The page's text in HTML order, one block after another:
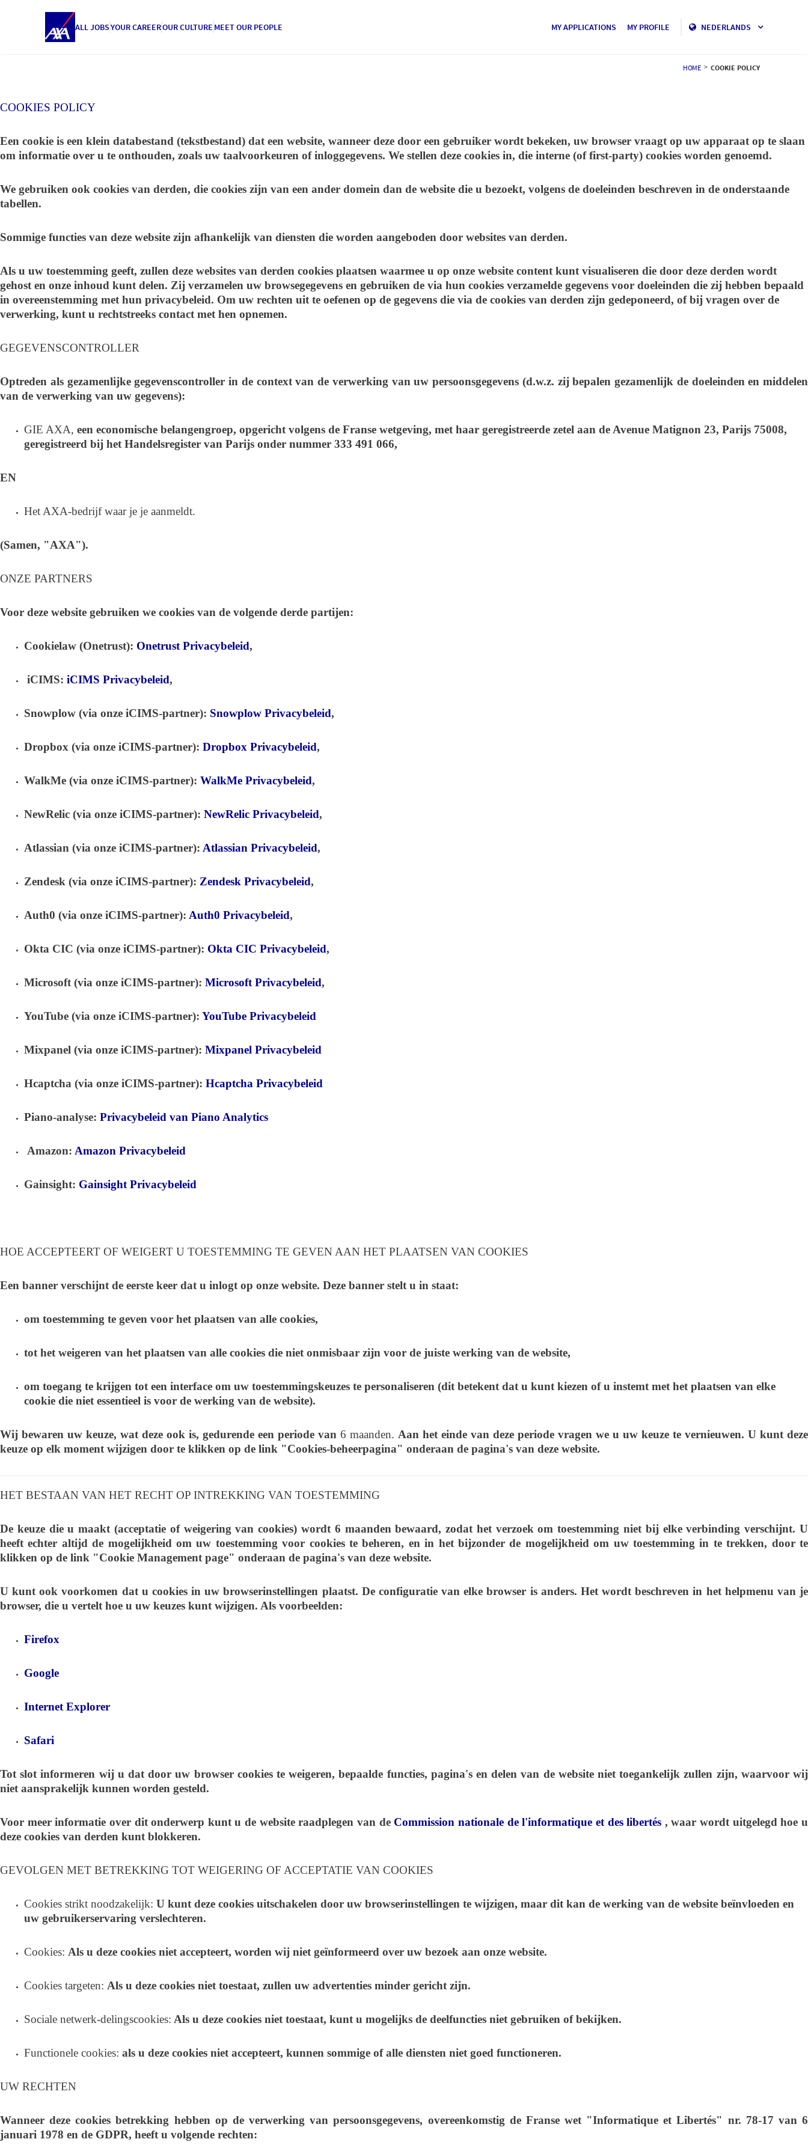
ALL JOBSYOUR CAREEROUR CULTURE MEET OUR PEOPLE MY APPLICATIONS MY PROFILE NEDERLANDS
HOME > COOKIE POLICY
COOKIES POLICY
Een cookie is een klein databestand (tekstbestand) dat een website, wanneer deze door een gebruiker wordt bekeken, uw browser vraagt op uw apparaat op te slaan
om informatie over u te onthouden, zoals uw taalvoorkeuren of inloggegevens. We stellen deze cookies in, die interne (of first-party) cookies worden genoemd.
We gebruiken ook cookies van derden, die cookies zijn van een ander domein dan de website die u bezoekt, volgens de doeleinden beschreven in de onderstaande
tabellen.
Sommige functies van deze website zijn afhankelijk van diensten die worden aangeboden door websites van derden.
Als u uw toestemming geeft, zullen deze websites van derden cookies plaatsen waarmee u op onze website content kunt visualiseren die door deze derden wordt
gehost en onze inhoud kunt delen. Zij verzamelen uw browsegegevens en gebruiken de via hun cookies verzamelde gegevens voor doeleinden die zij hebben bepaald
in overeenstemming met hun privacybeleid. Om uw rechten uit te oefenen op de gegevens die via de cookies van derden zijn gedeponeerd, of bij vragen over de
verwerking, kunt u rechtstreeks contact met hen opnemen.
GEGEVENSCONTROLLER
Optreden als gezamenlijke gegevenscontroller in de context van de verwerking van uw persoonsgegevens (d.w.z. zij bepalen gezamenlijk de doeleinden en middelen
van de verwerking van uw gegevens):
GIE AXA, een economische belangengroep, opgericht volgens de Franse wetgeving, met haar geregistreerde zetel aan de Avenue Matignon 23, Parijs 75008,
geregistreerd bij het Handelsregister van Parijs onder nummer 333 491 066,
EN
Het AXA-bedrijf waar je je aanmeldt.
(Samen, "AXA").
ONZE PARTNERS
Voor deze website gebruiken we cookies van de volgende derde partijen:
Cookielaw (Onetrust): Onetrust Privacybeleid,
iCIMS: iCIMS Privacybeleid,
Snowplow (via onze iCIMS-partner): Snowplow Privacybeleid,
Dropbox (via onze iCIMS-partner): Dropbox Privacybeleid,
WalkMe (via onze iCIMS-partner): WalkMe Privacybeleid,
NewRelic (via onze iCIMS-partner): NewRelic Privacybeleid,
Atlassian (via onze iCIMS-partner): Atlassian Privacybeleid,
Zendesk (via onze iCIMS-partner): Zendesk Privacybeleid,
Auth0 (via onze iCIMS-partner): Auth0 Privacybeleid,
Okta CIC (via onze iCIMS-partner): Okta CIC Privacybeleid,
Microsoft (via onze iCIMS-partner): Microsoft Privacybeleid,
YouTube (via onze iCIMS-partner): YouTube Privacybeleid
Mixpanel (via onze iCIMS-partner): Mixpanel Privacybeleid
Hcaptcha (via onze iCIMS-partner): Hcaptcha Privacybeleid
Piano-analyse: Privacybeleid van Piano Analytics
Amazon: Amazon Privacybeleid
Gainsight: Gainsight Privacybeleid
HOE ACCEPTEERT OF WEIGERT U TOESTEMMING TE GEVEN AAN HET PLAATSEN VAN COOKIES
Een banner verschijnt de eerste keer dat u inlogt op onze website. Deze banner stelt u in staat:
om toestemming te geven voor het plaatsen van alle cookies,
tot het weigeren van het plaatsen van alle cookies die niet onmisbaar zijn voor de juiste werking van de website,
om toegang te krijgen tot een interface om uw toestemmingskeuzes te personaliseren (dit betekent dat u kunt kiezen of u instemt met het plaatsen van elke
cookie die niet essentieel is voor de werking van de website).
Wij bewaren uw keuze, wat deze ook is, gedurende een periode van6 maanden. Aan het einde van deze periode vragen we u uw keuze te vernieuwen. U kunt deze
keuze op elk moment wijzigen door te klikken op de link "Cookies-beheerpagina" onderaan de pagina's van deze website.
HET BESTAAN VAN HET RECHT OP INTREKKING VAN TOESTEMMING
De keuze die u maakt (acceptatie of weigering van cookies) wordt 6 maanden bewaard, zodat het verzoek om toestemming niet bij elke verbinding verschijnt. U
heeft echter altijd de mogelijkheid om uw toestemming voor cookies te beheren, en in het bijzonder de mogelijkheid om uw toestemming in te trekken, door te
klikken op de link "Cookie Management page" onderaan de pagina's van deze website.
U kunt ook voorkomen dat u cookies in uw browserinstellingen plaatst. De configuratie van elke browser is anders. Het wordt beschreven in het helpmenu van je
browser, die u vertelt hoe u uw keuzes kunt wijzigen. Als voorbeelden:
Firefox
Google
Internet Explorer
Safari
Tot slot informeren wij u dat door uw browser cookies te weigeren, bepaalde functies, pagina's en delen van de website niet toegankelijk zullen zijn, waarvoor wij
niet aansprakelijk kunnen worden gesteld.
Voor meer informatie over dit onderwerp kunt u de website raadplegen van de Commission nationale de l'informatique et des libertés , waar wordt uitgelegd hoe u
deze cookies van derden kunt blokkeren.
GEVOLGEN MET BETREKKING TOT WEIGERING OF ACCEPTATIE VAN COOKIES
Cookies strikt noodzakelijk: U kunt deze cookies uitschakelen door uw browserinstellingen te wijzigen, maar dit kan de werking van de website beïnvloeden en
uw gebruikerservaring verslechteren.
Cookies: Als u deze cookies niet accepteert, worden wij niet geïnformeerd over uw bezoek aan onze website.
Cookies targeten: Als u deze cookies niet toestaat, zullen uw advertenties minder gericht zijn.
Sociale netwerk-delingscookies: Als u deze cookies niet toestaat, kunt u mogelijks de deelfuncties niet gebruiken of bekijken.
Functionele cookies: als u deze cookies niet accepteert, kunnen sommige of alle diensten niet goed functioneren.
UW RECHTEN
Wanneer deze cookies betrekking hebben op de verwerking van persoonsgegevens, overeenkomstig de Franse wet "Informatique et Libertés" nr. 78-17 van 6
januari 1978 en de GDPR, heeft u volgende rechten: